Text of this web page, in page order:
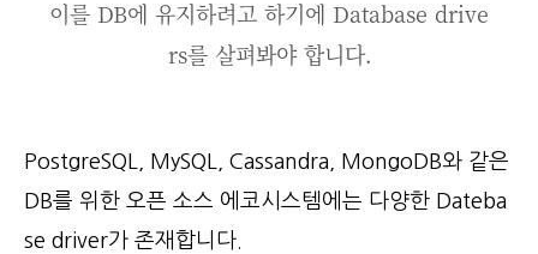
이를 DB에 유지하려고 하기에 Database drive
rs를 살펴봐야 합니다.
PostgreSQL, MySQL, Cassandra, MongoDB와 같은
DB를 위한 오픈 소스 에코시스템에는 다양한 Dateba
se driver가 존재합니다.